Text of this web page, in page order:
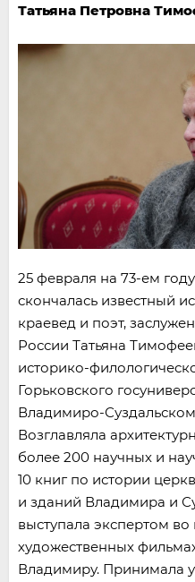
Татьяна Петровна
25 февраля на 73-ем
скончалась известный
краевед и поэт,
России Татьяна
историко-
Горьковского
Владимиро-
Возглавляла
более 200 научных и
10 книг по истории
и зданий Владимира и
выступала экспертом
художественных
Владимиру. Принимала